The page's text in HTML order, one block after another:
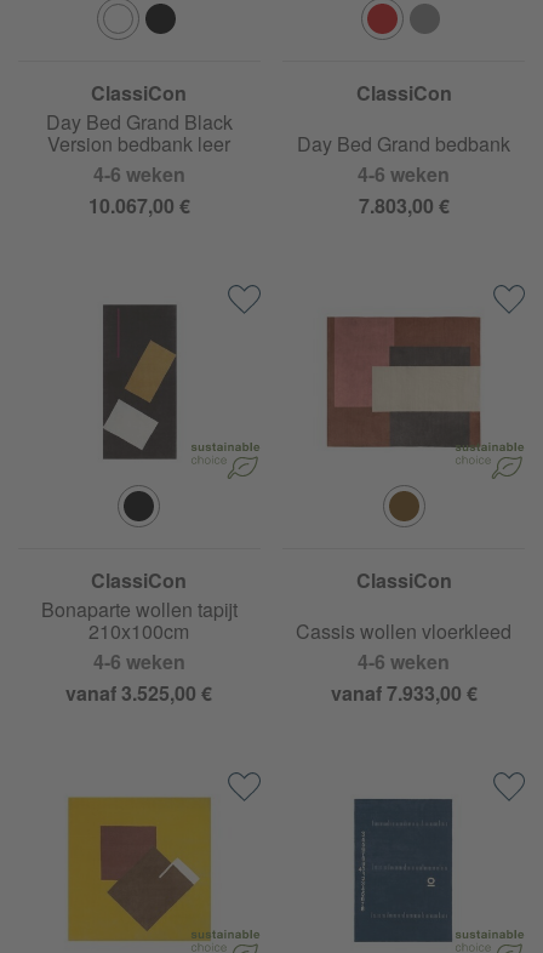
ClassiCon
Day Bed Grand Black
Version bedbank leer
4-6 weken
10.067,00 €
ClassiCon
Day Bed Grand bedbank
4-6 weken
7.803,00 €
ClassiCon
Bonaparte wollen tapijt
210x100cm
4-6 weken
vanaf 3.525,00 €
ClassiCon
Cassis wollen vloerkleed
4-6 weken
vanaf 7.933,00 €